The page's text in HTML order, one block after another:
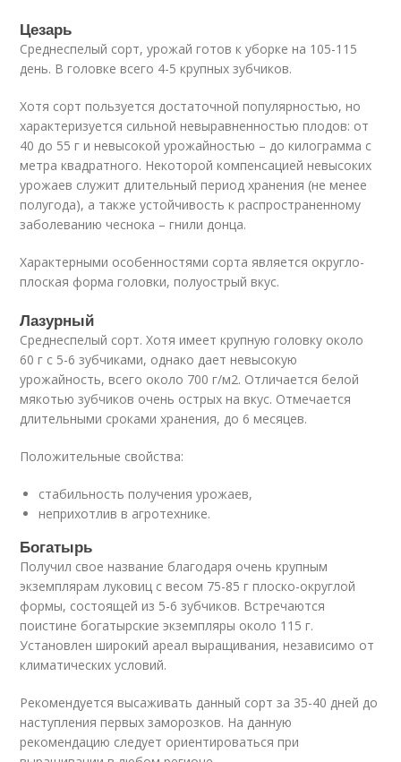
Цезарь
Среднеспелый сорт, урожай готов к уборке на 105-115
день. В головке всего 4-5 крупных зубчиков.
Хотя сорт пользуется достаточной популярностью, но
характеризуется сильной невыравненностью плодов: от
40 до 55 г и невысокой урожайностью – до килограмма с
метра квадратного. Некоторой компенсацией невысоких
урожаев служит длительный период хранения (не менее
полугода), а также устойчивость к распространенному
заболеванию чеснока – гнили донца.
Характерными особенностями сорта является округло-
плоская форма головки, полуострый вкус.
Лазурный
Среднеспелый сорт. Хотя имеет крупную головку около
60 г с 5-6 зубчиками, однако дает невысокую
урожайность, всего около 700 г/м2. Отличается белой
мякотью зубчиков очень острых на вкус. Отмечается
длительными сроками хранения, до 6 месяцев.
Положительные свойства:
стабильность получения урожаев,
неприхотлив в агротехнике.
Богатырь
Получил свое название благодаря очень крупным
экземплярам луковиц с весом 75-85 г плоско-округлой
формы, состоящей из 5-6 зубчиков. Встречаются
поистине богатырские экземпляры около 115 г.
Установлен широкий ареал выращивания, независимо от
климатических условий.
Рекомендуется высаживать данный сорт за 35-40 дней до
наступления первых заморозков. На данную
рекомендацию следует ориентироваться при